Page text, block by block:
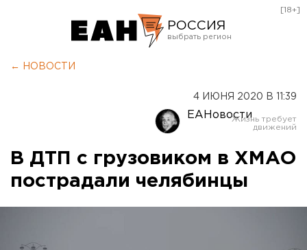
РОССИЯ
Оренбург
[18+]
← НОВОСТИ
4 ИЮНЯ 2020 В 11:39
ЕАНовости
В ДТП с грузовиком в ХМАО
пострадали челябинцы